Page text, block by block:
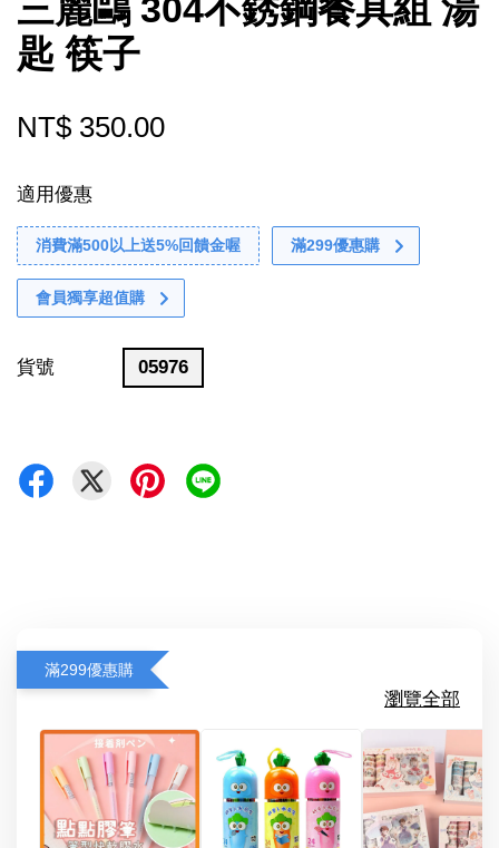
三麗鷗 304不銹鋼餐具組 湯
匙 筷子
NT$ 350.00
適用優惠
消費滿500以上送5%回饋金喔 滿299優惠購
會員獨享超值購
貨號 05976
滿299優惠購
瀏覽全部